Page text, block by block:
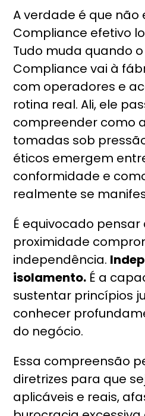
A verdade é que não
Compliance efetivo
Tudo muda quando
Compliance vai à
com operadores e
rotina real. Ali, ele
compreender como
tomadas sob
éticos emergem
conformidade e
realmente se
É equivocado pensar
proximidade
independência.
isolamento. É a
sustentar princípios
conhecer
do negócio.
Essa compreensão
diretrizes para que
aplicáveis e reais,